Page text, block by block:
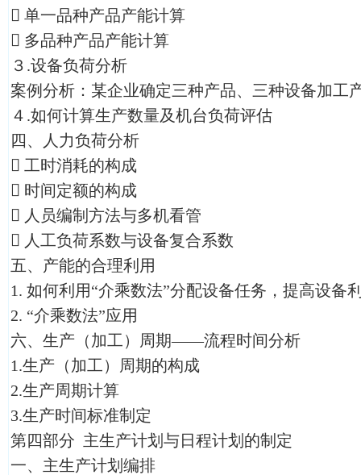
 单一品种产品产能计算
 多品种产品产能计算
３.设备负荷分析
案例分析：某企业确定三种产品、三种设备加工
４.如何计算生产数量及机台负荷评估
四、人力负荷分析
 工时消耗的构成
 时间定额的构成
 人员编制方法与多机看管
 人工负荷系数与设备复合系数
五、产能的合理利用
1. 如何利用“介乘数法”分配设备任务，提高设备
2. “介乘数法”应用
六、生产（加工）周期——流程时间分析
1.生产（加工）周期的构成
2.生产周期计算
3.生产时间标准制定
第四部分 主生产计划与日程计划的制定
一、主生产计划编排